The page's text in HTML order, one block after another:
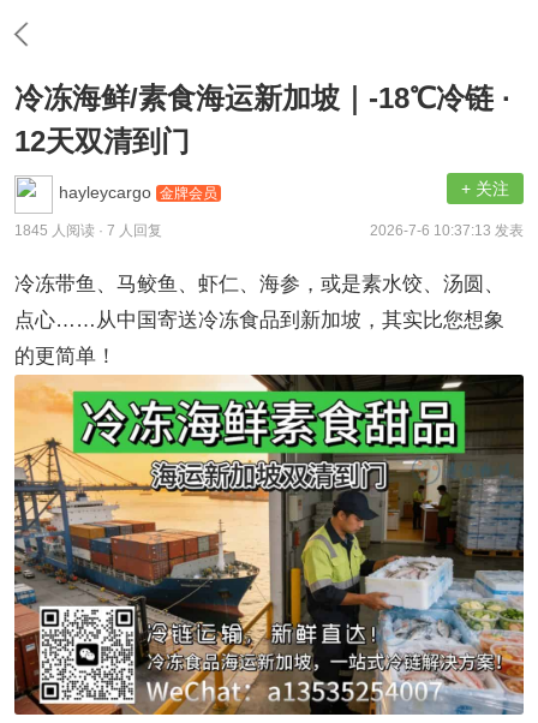
冷冻海鲜/素食海运新加坡｜-18℃冷链 ·
12天双清到门
hayleycargo 金牌会员 + 关注
1845 人阅读 · 7 人回复 2026-7-6 10:37:13 发表
冷冻带鱼、马鲛鱼、虾仁、海参，或是素水饺、汤圆、
点心……从中国寄送冷冻食品到新加坡，其实比您想象
的更简单！